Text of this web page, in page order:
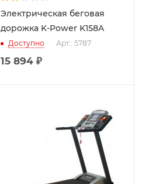
Электрическая беговая
дорожка K-Power K158A
Доступно Арт.: 5787
15 894 ₽